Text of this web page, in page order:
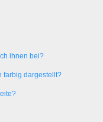
ihnen bei?
farbig dargestellt?